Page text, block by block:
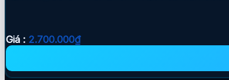
Giá : 2.700.000₫